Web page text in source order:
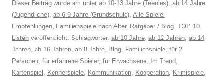
Dieser Beitrag wurde am unter ab 10-13 Jahre (Teenies), ab 14 Jahre
(Jugendliche), ab 6-9 Jahre (Grundschule), Alle Spiele-
Empfehlungen, Familienspiele nach Alter, Ratgeber / Blog, TOP 10
Listen veröffentlicht. Schlagwörter: ab 10 Jahre, ab 12 Jahren, ab 14
Jahren, ab 16 Jahren, ab 8 Jahre, Blog, Familienspiele, für 2
Personen, für erfahrene Spieler, für Erwachsene, Im Trend,
Kartenspiel , Kennerspiele, Kommunikation, Kooperation, Krimispiele,